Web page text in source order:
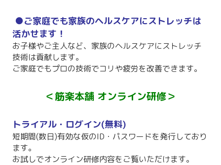
●ご家庭でも家族のヘルスケアにストレッチは
活かせます！
お子様やご主人など、家族のヘルスケアにストレッチ
技術は貢献します。
ご家庭でもプロの技術でコリや疲労を改善できます。
＜筋楽本舗 オンライン研修＞
トライアル・ログイン(無料)
短期間(数日)有効な仮のID・パスワードを発行しており
ます。
お試しでオンライン研修内容をご覧いただけます。